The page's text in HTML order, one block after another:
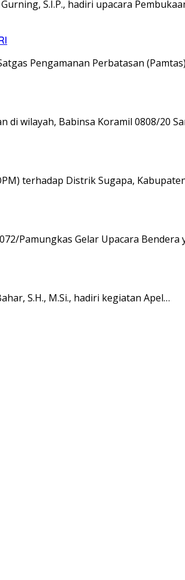
S.I.P., hadiri upacara
Pengamanan Perbatasan
di wilayah, Babinsa Koramil 0808/20
terhadap Distrik Sugapa,
Pamungkas Gelar Upacara Bendera
S.H., M.Si., hadiri kegiatan Apel…